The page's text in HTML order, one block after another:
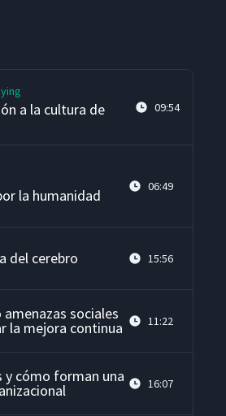
a la cultura de 09:54
la humanidad 06:49
del cerebro 15:56
amenazas sociales
la mejora continua 11:22
y cómo forman una 16:07